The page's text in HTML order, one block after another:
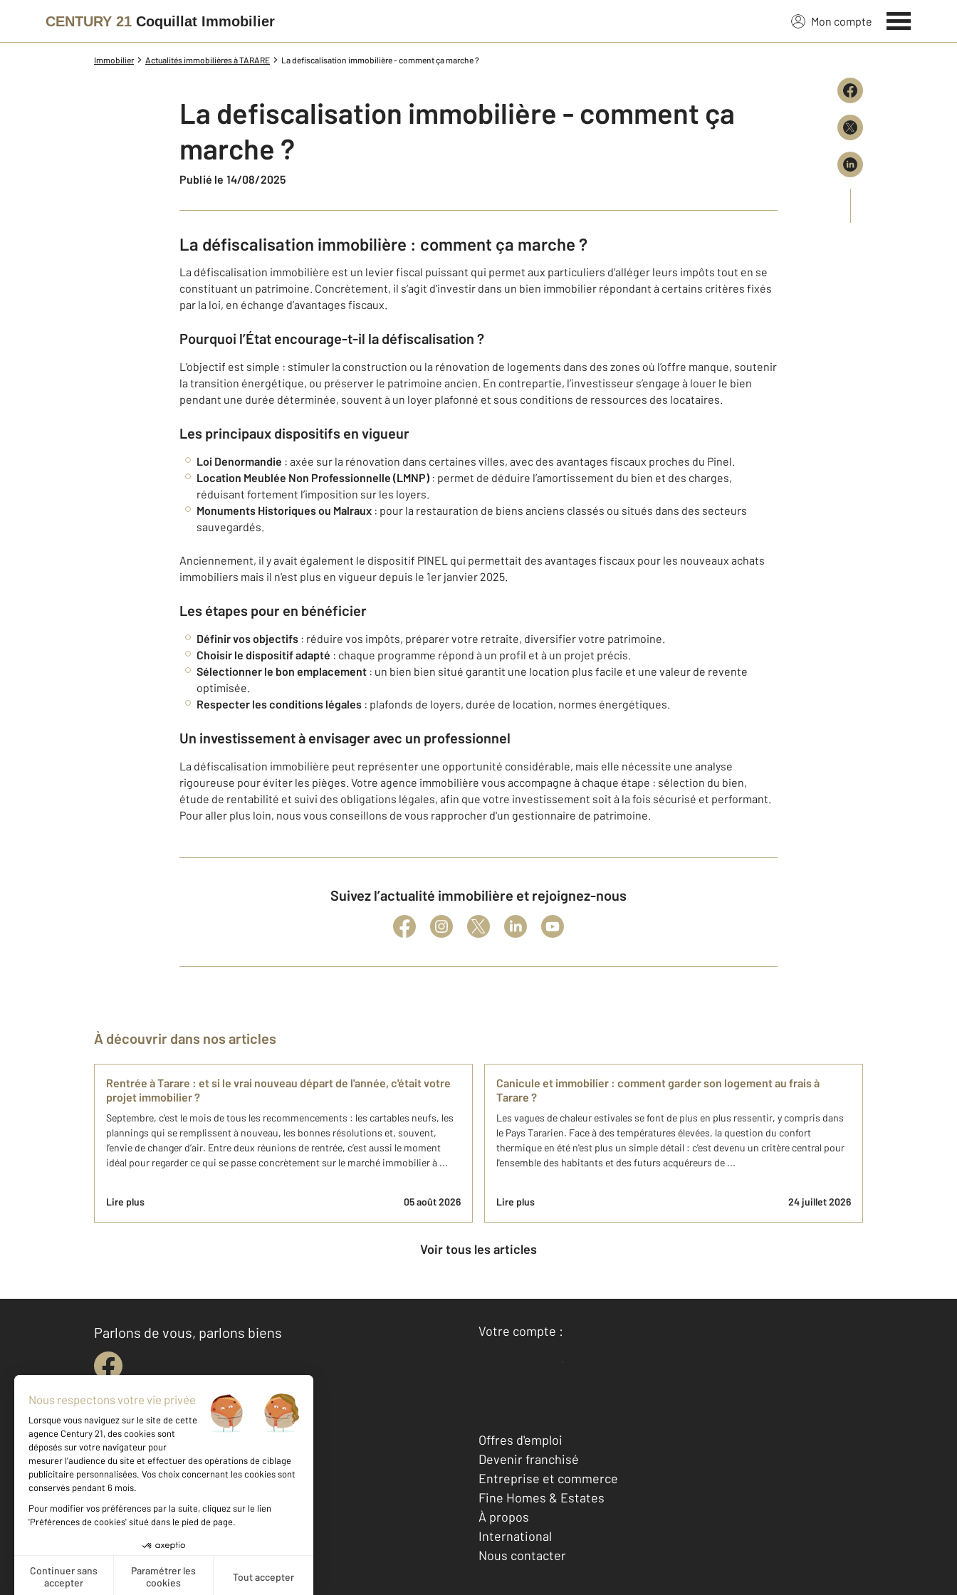
CENTURY 21 Coquillat Immobilier Mon compte
Immobilier Actualités immobilières à TARARE La defiscalisation immobilière - comment ça marche ?
La defiscalisation immobilière - comment ça
marche ?
Publié le 14/08/2025
La défiscalisation immobilière : comment ça marche ?
La défiscalisation immobilière est un levier fiscal puissant qui permet aux particuliers d’alléger leurs impôts tout en se
constituant un patrimoine. Concrètement, il s’agit d’investir dans un bien immobilier répondant à certains critères fixés
par la loi, en échange d’avantages fiscaux.
Pourquoi l’État encourage-t-il la défiscalisation ?
L’objectif est simple : stimuler la construction ou la rénovation de logements dans des zones où l’offre manque, soutenir
la transition énergétique, ou préserver le patrimoine ancien. En contrepartie, l’investisseur s’engage à louer le bien
pendant une durée déterminée, souvent à un loyer plafonné et sous conditions de ressources des locataires.
Les principaux dispositifs en vigueur
Loi Denormandie : axée sur la rénovation dans certaines villes, avec des avantages fiscaux proches du Pinel.
Location Meublée Non Professionnelle (LMNP) : permet de déduire l’amortissement du bien et des charges,
réduisant fortement l’imposition sur les loyers.
Monuments Historiques ou Malraux : pour la restauration de biens anciens classés ou situés dans des secteurs
sauvegardés.
Anciennement, il y avait également le dispositif PINEL qui permettait des avantages fiscaux pour les nouveaux achats
immobiliers mais il n'est plus en vigueur depuis le 1er janvier 2025.
Les étapes pour en bénéficier
Définir vos objectifs : réduire vos impôts, préparer votre retraite, diversifier votre patrimoine.
Choisir le dispositif adapté : chaque programme répond à un profil et à un projet précis.
Sélectionner le bon emplacement : un bien bien situé garantit une location plus facile et une valeur de revente
optimisée.
Respecter les conditions légales : plafonds de loyers, durée de location, normes énergétiques.
Un investissement à envisager avec un professionnel
La défiscalisation immobilière peut représenter une opportunité considérable, mais elle nécessite une analyse
rigoureuse pour éviter les pièges. Votre agence immobilière vous accompagne à chaque étape : sélection du bien,
étude de rentabilité et suivi des obligations légales, afin que votre investissement soit à la fois sécurisé et performant.
Pour aller plus loin, nous vous conseillons de vous rapprocher d'un gestionnaire de patrimoine.
Suivez l’actualité immobilière et rejoignez-nous
À découvrir dans nos articles
Rentrée à Tarare : et si le vrai nouveau départ de l'année, c'était votre
projet immobilier ?
Septembre, c’est le mois de tous les recommencements : les cartables neufs, les
plannings qui se remplissent à nouveau, les bonnes résolutions et, souvent,
l’envie de changer d’air. Entre deux réunions de rentrée, c’est aussi le moment
idéal pour regarder ce qui se passe concrètement sur le marché immobilier à ...
Lire plus 05 août 2026
Canicule et immobilier : comment garder son logement au frais à
Tarare ?
Les vagues de chaleur estivales se font de plus en plus ressentir, y compris dans
le Pays Tararien. Face à des températures élevées, la question du confort
thermique en été n'est plus un simple détail : c'est devenu un critère central pour
l'ensemble des habitants et des futurs acquéreurs de ...
Lire plus 24 juillet 2026
Voir tous les articles
Parlons de vous, parlons biens
Votre compte :
Accéder à mon compte
Votre agence est notée
Achat
10
Location
Offres d'emploi
Devenir franchisé
Entreprise et commerce
Fine Homes & Estates
À propos
International
Nous contacter